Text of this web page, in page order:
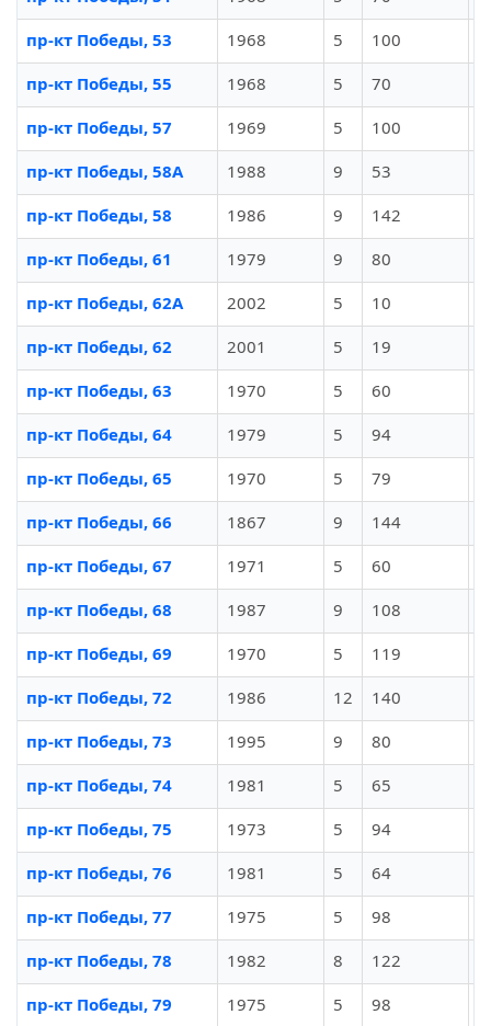
пр-кт Победы, 53
1968 5 100
пр-кт Победы, 55
1968 5 70
пр-кт Победы, 57
1969 5 100
пр-кт Победы, 58А
1988 9 53
пр-кт Победы, 58
1986 9 142
пр-кт Победы, 61
1979 9 80
пр-кт Победы, 62А
2002 5 10
пр-кт Победы, 62
2001 5 19
пр-кт Победы, 63
1970 5 60
пр-кт Победы, 64
1979 5 94
пр-кт Победы, 65
1970 5 79
пр-кт Победы, 66
1867 9 144
пр-кт Победы, 67
1971 5 60
пр-кт Победы, 68
1987 9 108
пр-кт Победы, 69
1970 5 119
пр-кт Победы, 72
1986 12 140
пр-кт Победы, 73
1995 9 80
пр-кт Победы, 74
1981 5 65
пр-кт Победы, 75
1973 5 94
пр-кт Победы, 76
1981 5 64
пр-кт Победы, 77
1975 5 98
пр-кт Победы, 78
1982 8 122
пр-кт Победы, 79
1975 5 98